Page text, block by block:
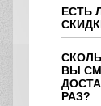
ЕСТЬ
ВЫ
РАЗ?